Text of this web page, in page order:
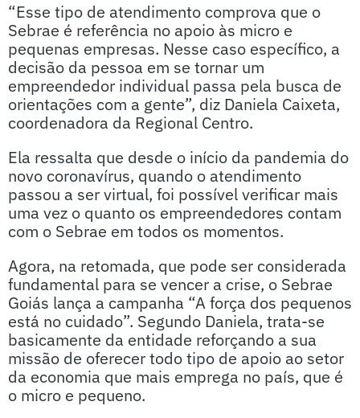
“Esse tipo de atendimento comprova que o
Sebrae é referência no apoio às micro e
pequenas empresas. Nesse caso específico, a
decisão da pessoa em se tornar um
empreendedor individual passa pela busca de
orientações com a gente”, diz Daniela Caixeta,
coordenadora da Regional Centro.
Ela ressalta que desde o início da pandemia do
novo coronavírus, quando o atendimento
passou a ser virtual, foi possível verificar mais
uma vez o quanto os empreendedores contam
com o Sebrae em todos os momentos.
Agora, na retomada, que pode ser considerada
fundamental para se vencer a crise, o Sebrae
Goiás lança a campanha “A força dos pequenos
está no cuidado”. Segundo Daniela, trata-se
basicamente da entidade reforçando a sua
missão de oferecer todo tipo de apoio ao setor
da economia que mais emprega no país, que é
o micro e pequeno.